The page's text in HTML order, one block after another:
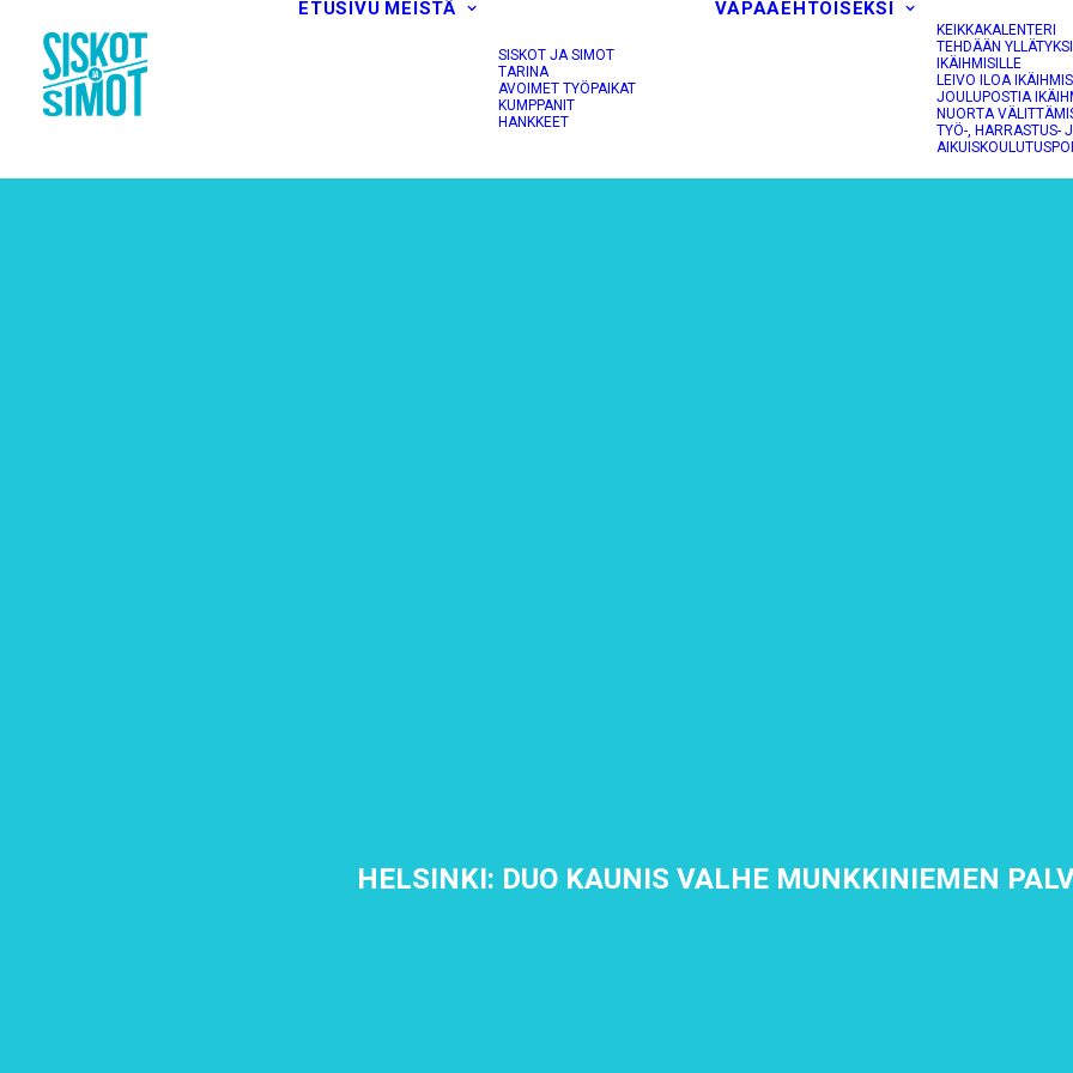
ETUSIVU MEISTÄ
SISKOT JA SIMOT
TARINA
AVOIMET TYÖPAIKAT
KUMPPANIT
HANKKEET
VAPAAEHTOISEKSI
KEIKKAKALENTERI
TEHDÄÄN
IKÄIHMISILLE
LEIVO ILOA
JOULUPOSTIA
NUORTA
TYÖ-, HARRASTUS-
HELSINKI: DUO KAUNIS VALHE MUNKKINIEMEN